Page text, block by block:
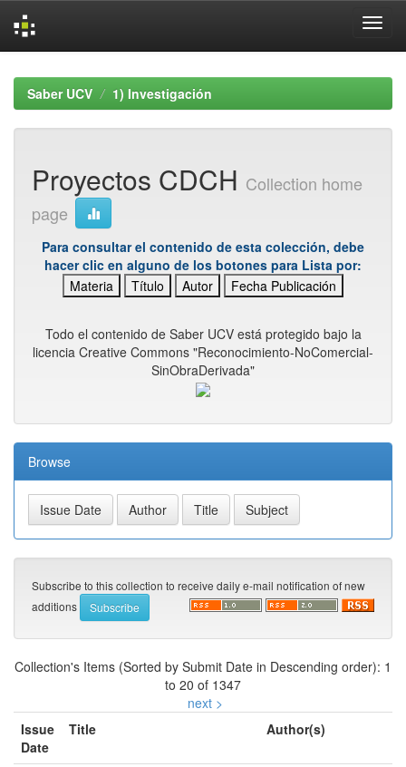
navigationSaber UCV 1) Investigación
Proyectos CDCH Collection home
page
Para consultar el contenido de esta colección, debe
hacer clic en alguno de los botones para Lista por:
Materia
Título Autor Fecha Publicación
Todo el contenido de Saber UCV está protegido bajo la
licencia Creative Commons "Reconocimiento-NoComercial-
SinObraDerivada"
Browse
Subscribe to this collection to receive daily e-mail notification of new
additions
Collection's Items (Sorted by Submit Date in Descending order): 1
to 20 of 1347
next >
Issue
Date
Title Author(s)